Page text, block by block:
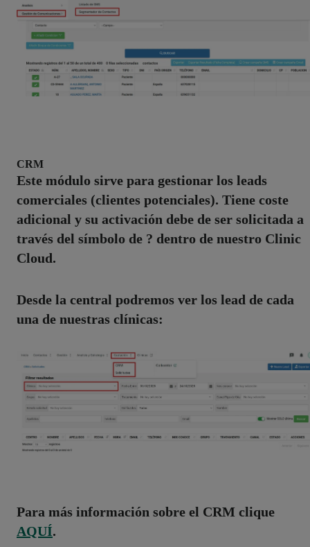
CRM
Este módulo sirve para gestionar los leads
comerciales (clientes potenciales). Tiene coste
adicional y su activación debe de ser solicitada a
través del símbolo de ? dentro de nuestro Clinic
Cloud.
Desde la central podremos ver los lead de cada
una de nuestras clínicas:
Para más información sobre el CRM clique
AQUÍ.